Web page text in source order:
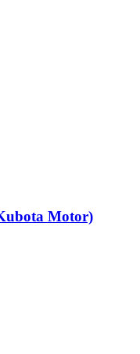
Motor)